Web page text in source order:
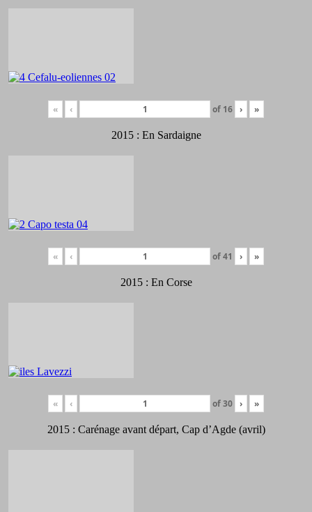
« ‹ of 16 › »
2015 : En Sardaigne
« ‹ of41 › »
2015 : En Corse
« ‹ of30 › »
2015 : Carénage avant départ, Cap d’Agde (avril)